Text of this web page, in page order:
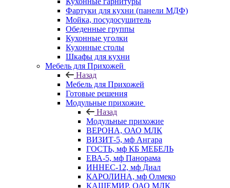
Фартуки для кухни (панели МДФ)
Мойка, посудосушитель
Обеденные группы
Кухонные уголки
Кухонные столы
Шкафы для кухни
Мебель для Прихожей
Назад
Мебель для Прихожей
Готовые решения
Модульные прихожие
Назад
Модульные прихожие
ВЕРОНА, ОАО МЛК
ВИЗИТ-5, мф Ангара
ГОСТЬ, мф КБ МЕБЕЛЬ
ЕВА-5, мф Панорама
ИННЕС-12, мф Диал
КАРОЛИНА, мф Олмеко
КАШЕМИР, ОАО МЛК